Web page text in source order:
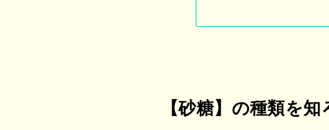
【砂糖】の種類を